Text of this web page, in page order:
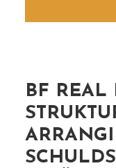
BF REAL